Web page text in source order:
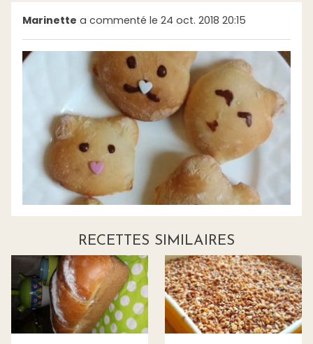
Marinette a commenté le 24 oct. 2018 20:15
RECETTES SIMILAIRES